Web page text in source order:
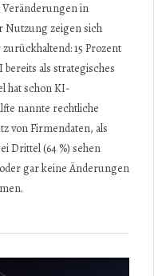
in
Nutzung zeigen sich
15 Prozent
als strategisches
hat schon KI-
nannte rechtliche
von Firmendaten, als
Drittel (64 %) sehen
gar keine Änderungen